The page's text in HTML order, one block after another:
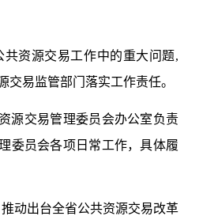
共资源交易工作中的重大问题,
交易监管部门落实工作责任。
源交易管理委员会办公室负责
委员会各项日常工作，具体履
动出台全省公共资源交易改革